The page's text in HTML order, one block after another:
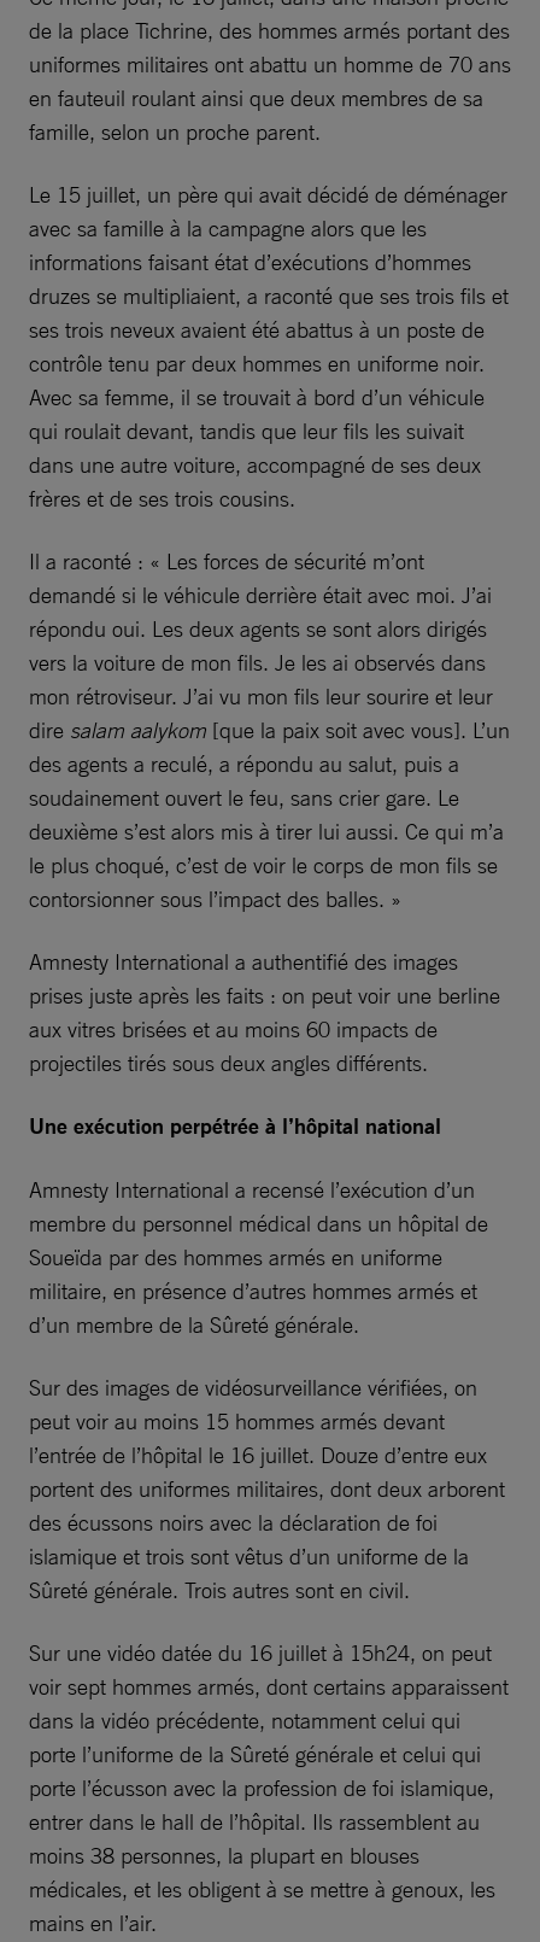
de la place Tichrine, des hommes armés portant des
uniformes militaires ont abattu un homme de 70 ans
en fauteuil roulant ainsi que deux membres de sa
famille, selon un proche parent.
Le 15 juillet, un père qui avait décidé de déménager
avec sa famille à la campagne alors que les
informations faisant état d’exécutions d’hommes
druzes se multipliaient, a raconté que ses trois fils et
ses trois neveux avaient été abattus à un poste de
contrôle tenu par deux hommes en uniforme noir.
Avec sa femme, il se trouvait à bord d’un véhicule
qui roulait devant, tandis que leur fils les suivait
dans une autre voiture, accompagné de ses deux
frères et de ses trois cousins.
Il a raconté : « Les forces de sécurité m’ont
demandé si le véhicule derrière était avec moi. J’ai
répondu oui. Les deux agents se sont alors dirigés
vers la voiture de mon fils. Je les ai observés dans
mon rétroviseur. J’ai vu mon fils leur sourire et leur
dire salam aalykom [que la paix soit avec vous]. L’un
des agents a reculé, a répondu au salut, puis a
soudainement ouvert le feu, sans crier gare. Le
deuxième s’est alors mis à tirer lui aussi. Ce qui m’a
le plus choqué, c’est de voir le corps de mon fils se
contorsionner sous l’impact des balles. »
Amnesty International a authentifié des images
prises juste après les faits : on peut voir une berline
aux vitres brisées et au moins 60 impacts de
projectiles tirés sous deux angles différents.
Une exécution perpétrée à l’hôpital national
Amnesty International a recensé l’exécution d’un
membre du personnel médical dans un hôpital de
Soueïda par des hommes armés en uniforme
militaire, en présence d’autres hommes armés et
d’un membre de la Sûreté générale.
Sur des images de vidéosurveillance vérifiées, on
peut voir au moins 15 hommes armés devant
l’entrée de l’hôpital le 16 juillet. Douze d’entre eux
portent des uniformes militaires, dont deux arborent
des écussons noirs avec la déclaration de foi
islamique et trois sont vêtus d’un uniforme de la
Sûreté générale. Trois autres sont en civil.
Sur une vidéo datée du 16 juillet à 15h24, on peut
voir sept hommes armés, dont certains apparaissent
dans la vidéo précédente, notamment celui qui
porte l’uniforme de la Sûreté générale et celui qui
porte l’écusson avec la profession de foi islamique,
entrer dans le hall de l’hôpital. Ils rassemblent au
moins 38 personnes, la plupart en blouses
médicales, et les obligent à se mettre à genoux, les
mains en l’air.